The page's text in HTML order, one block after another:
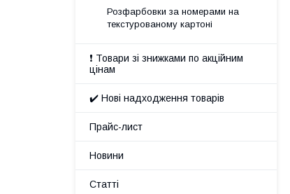
Розфарбовки за номерами на
текстурованому картоні
❗ Товари зі знижками по акційним
цінам
✔️ Нові надходження товарів
Прайс-лист
Новини
Статті